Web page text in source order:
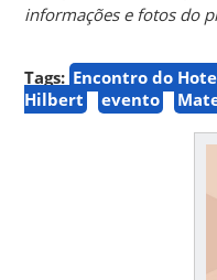
informações e fotos do
Tags: Encontro do
Hilbert
evento